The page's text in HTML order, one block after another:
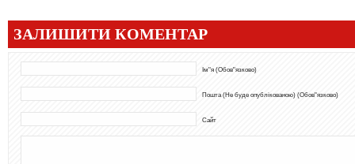
ЗАЛИШИТИ КОМЕНТАР
Ім"я (Обов"язково)
Пошта (Не буде опублікованою) (Обов"язково)
Сайт